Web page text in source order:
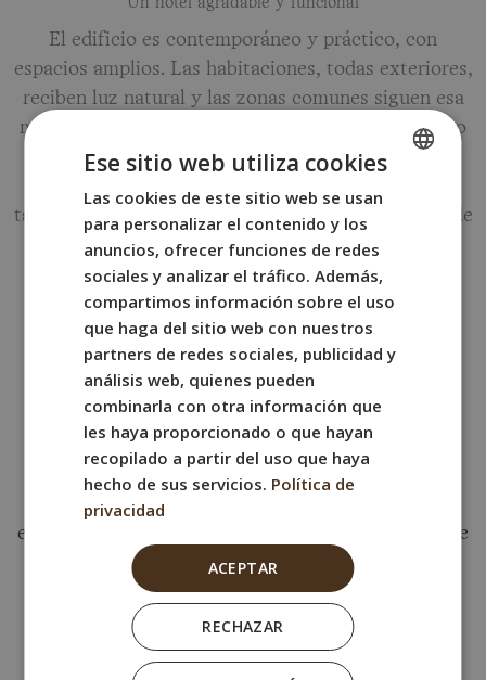
Un hotel agradable y funcional
El edificio es contemporáneo y práctico, con
espacios amplios. Las habitaciones, todas exteriores,
reciben luz natural y las zonas comunes siguen esa
misma línea: espaciosas y confortables. El conjunto
crea un ambiente tranquilo que contrasta con el
tanto para una estancia corta como para disfrutar de
varios días en Madrid.
A 10 min. del Santiago Bernabéu
En el eje Castellana–Tetuán, cerca de Plaza
de Cuzco, del Santiago Bernabéu y del área
empresarial de AZCA. Una ubicación especialmente
cómoda si buscas un hotel cerca
del Santiago Bernabéu, con el estadio a pocos
minutos a pie y buenas conexiones con
el resto de Madrid.
SPANISH
FRENCH
ITALIAN
Ese sitio web utiliza cookies
Las cookies de este sitio web se usan
para personalizar el contenido y los
anuncios, ofrecer funciones de redes
sociales y analizar el tráfico. Además,
compartimos información sobre el uso
que haga del sitio web con nuestros
partners de redes sociales, publicidad y
análisis web, quienes pueden
combinarla con otra información que
les haya proporcionado o que hayan
recopilado a partir del uso que haya
hecho de sus servicios. Política de
privacidad
ACEPTAR
RECHAZAR